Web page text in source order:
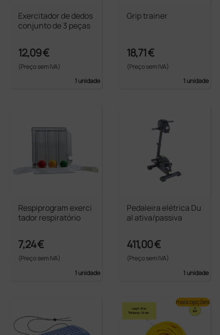
Exercitador de dedos
conjunto de 3 peças
12,09 €
(Preço sem IVA)
1 unidade
Grip trainer
18,71 €
(Preço sem IVA)
1 unidade
Respiprogram exerci
tador respiratório
7,24 €
(Preço sem IVA)
1 unidade
Pedaleira elétrica Du
al ativa/passiva
411,00 €
(Preço sem IVA)
1 unidade
mais opções